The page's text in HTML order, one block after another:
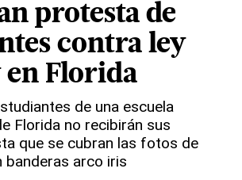
protesta de
contra ley
en Florida
de una escuela
Florida no recibirán sus
que se cubran las fotos de
banderas arco iris